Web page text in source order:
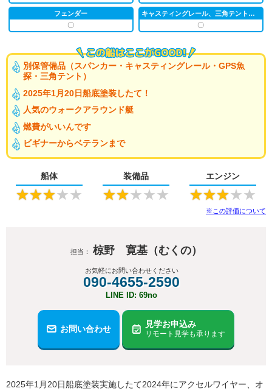
フェンダー
〇
キャスティングレール、三角テント（別保管）
〇
別保管備品（スパンカー・キャスティングレール・GPS魚
探・三角テント）
2025年1月20日船底塗装したて！
人気のウォークアラウンド艇
燃費がいいんです
ビギナーからベテランまで
船体
★★★★★
装備品
★★★★★
エンジン
★★★★★
※この評価について
担当： 椋野 寛基（むくの）
お気軽にお問い合わせください
090-4655-2590
LINE ID: 69no
お問い合わせ 見学お申込み
リモート見学も承ります
2025年1月20日船底塗装実施したて2024年にアクセルワイヤー、オ